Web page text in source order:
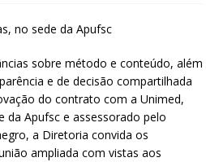
no sede da Apufsc
sobre método e conteúdo, além
e de decisão compartilhada
do contrato com a Unimed,
da Apufsc e assessorado pelo
a Diretoria convida os
ampliada com vistas aos